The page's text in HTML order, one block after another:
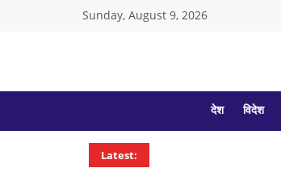
Sunday, August 9, 2026
Indian
Observer
News
देश विदेश
Latest: